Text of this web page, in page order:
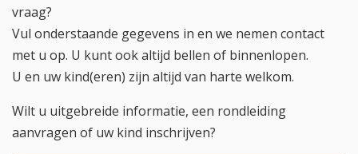
vraag?
Vul onderstaande gegevens in en we nemen contact
met u op. U kunt ook altijd bellen of binnenlopen.
U en uw kind(eren) zijn altijd van harte welkom.
Wilt u uitgebreide informatie, een rondleiding
aanvragen of uw kind inschrijven?